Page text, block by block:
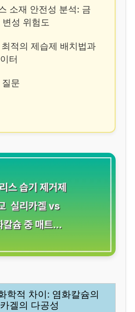
소재 안전성 분석: 금
성 위험도
적의 제습제 배치법과
터
문
학적 차이: 염화칼슘의
겔의 다공성